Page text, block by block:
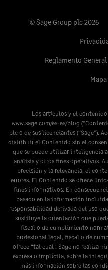
© Sage Group plc 2026
Reglamento
Los artículos y el
www.sage.com/es-es/blog
plc o de sus licenciantes (“Sage”).
distribuir el Contenido sin el
que se puede utilizar inteligencia
análisis y otros fines operativos.
precisión y la relevancia, el
errores. El Contenido se ofrece
fines informativos. En
basado en la información
responsabilidad derivada del uso
sustituye la orientación que
fiscal o de cumplimiento
profesional legal, fiscal o de
ofrece “tal cual”. Sage no realiza
expresa o implícita, sobre la
más información sobre las